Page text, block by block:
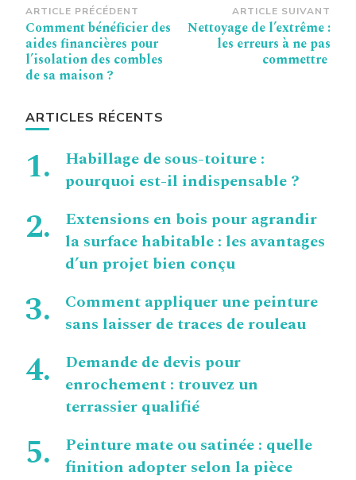
Navigation
d’article
ARTICLE PRÉCÉDENT
Comment bénéficier des
aides financières pour
l’isolation des combles
de sa maison ?
ARTICLE SUIVANT
Nettoyage de l’extrême :
les erreurs à ne pas
commettre
ARTICLES RÉCENTS
Habillage de sous-toiture :
pourquoi est-il indispensable ?
Extensions en bois pour agrandir
la surface habitable : les avantages
d’un projet bien conçu
Comment appliquer une peinture
sans laisser de traces de rouleau
Demande de devis pour
enrochement : trouvez un
terrassier qualifié
Peinture mate ou satinée : quelle
finition adopter selon la pièce